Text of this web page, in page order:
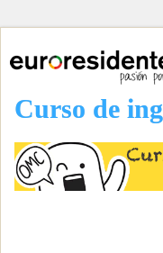
Curso de